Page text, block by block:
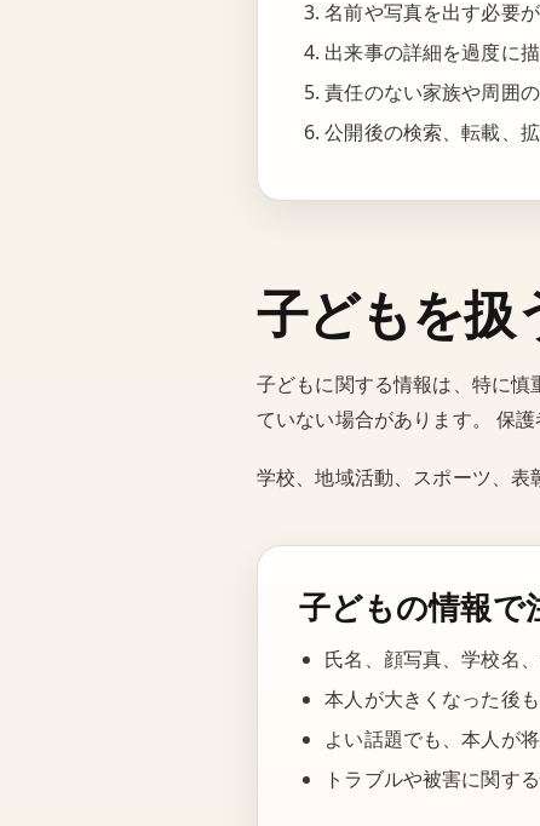
名前や写真を出す必要が
出来事の詳細を過度に
責任のない家族や周囲
公開後の検索、転載、
子どもを扱
子どもに関する情報は、特に
ていない場合があります。 保
学校、地域活動、スポーツ、表
子どもの情報で
氏名、顔写真、学校名
本人が大きくなった後
よい話題でも、本人が
トラブルや被害に関す